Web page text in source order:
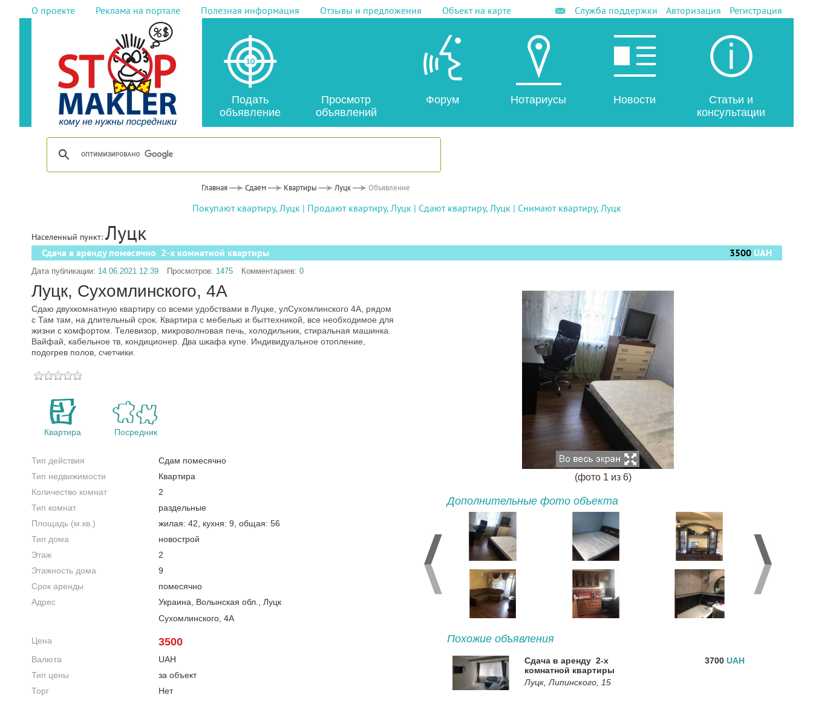
О проекте Реклама на портале Полезная информация Отзывы и предложения Объект на карте Служба поддержки Авторизация Регистрация
Подать
объявление
Просмотр
объявлений
Форум Нотариусы Новости
Статьи и
консультации
Главная Сдаем Квартиры Луцк Объявление
Покупают квартиру, Луцк| Продают квартиру, Луцк| Сдают квартиру, Луцк| Снимают квартиру, Луцк
Населенный пункт: Луцк
Сдача в аренду помесячно 2-х комнатной квартиры 3500UAH
Дата публикации: 14.06.2021 12:39 Просмотров: 1475 Комментариев: 0
Луцк, Сухомлинского, 4А
Сдаю двухкомнатную квартиру со всеми удобствами в Луцке, улСухомлинского 4А, рядом
с Там там, на длительный срок. Квартира с мебелью и быттехникой, все необходимое для
жизни с комфортом. Телевизор, микроволновая печь, холодильник, стиральная машинка.
Вайфай, кабельное тв, кондиционер. Два шкафа купе. Индивидуальное отопление,
подогрев полов, счетчики.
Квартира Посредник
Тип действия
Сдам помесячно
Тип недвижимости
Квартира
Количество комнат
2
Тип комнат
раздельные
Площадь (м.кв.)
жилая: 42, кухня: 9, общая: 56
Тип дома
новострой
Этаж
2
Этажность дома
9
Срок аренды
помесячно
Адрес
Украина, Волынская обл., Луцк
Сухомлинского, 4А
Цена 3500
Валюта
UAH
Тип цены
за объект
Торг
Нет
(фото 1 из 6)
Дополнительные фото объекта
Похожие объявления
Сдача в аренду 2-х
комнатной квартиры
Луцк, Липинского, 15
3700 UAH